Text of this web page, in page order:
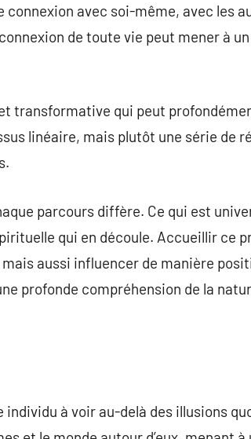
avec soi-même, avec les
de toute vie peut mener à
transformative qui peut
linéaire, mais plutôt une série de
parcours diffère. Ce qui est
qui en découle. Accueillir ce
aussi influencer de manière
profonde compréhension de la
à voir au-delà des illusions